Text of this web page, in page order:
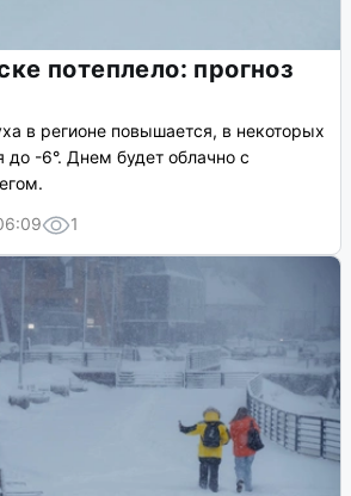
потеплело: прогноз
в регионе повышается, в некоторых
до -6°. Днем будет облачно с
1